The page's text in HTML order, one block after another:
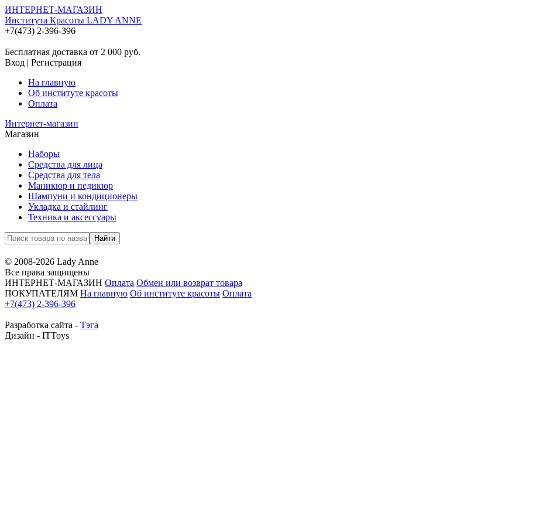
ИНТЕРНЕТ-МАГАЗИН
Института Красоты LADY ANNE
+7(473) 2-396-396
Бесплатная доставка от 2 000 руб.
Вход | Регистрация
На главную
Об институте красоты
Оплата
Интернет-магазин
Магазин
Наборы
Средства для лица
Средства для тела
Маникюр и педикюр
Шампуни и кондиционеры
Укладка и стайлинг
Техника и аксессуары
© 2008-2026 Lady Anne
Все права защищены
ИНТЕРНЕТ-МАГАЗИН Оплата Обмен или возврат товара
ПОКУПАТЕЛЯМ На главную Об институте красоты Оплата
+7(473) 2-396-396
Разработка сайта - Тэга
Дизайн - ITToys